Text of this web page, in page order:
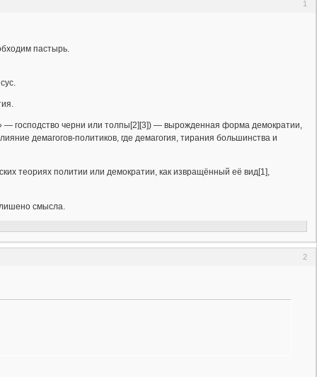
1
пастырь.
— господство черни или толпы[2][3]) — вырожденная форма демократии,
демагогов-политиков, где демагогия, тирания большинства и
теориях политии или демократии, как извращённый её вид[1],
смысла.
2